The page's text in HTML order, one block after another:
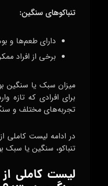
تنباکوهای سنگین:
دارای طعم‌ها و
برخی از افراد
میزان سبک یا سنگین
برای افرادی که تازه
تجربه‌های مختلف و
در ادامه لیست کاملی
تنباکو، سنگین یا
لیست کاملی